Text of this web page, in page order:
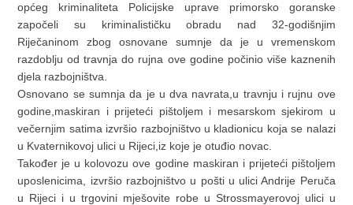
općeg kriminaliteta Policijske uprave primorsko goranske
započeli su kriminalističku obradu nad 32-godišnjim
Riječaninom zbog osnovane sumnje da je u vremenskom
razdoblju od travnja do rujna ove godine počinio više kaznenih
djela razbojništva.
Osnovano se sumnja da je u dva navrata,u travnju i rujnu ove
godine,maskiran i prijeteći pištoljem i mesarskom sjekirom u
večernjim satima izvršio razbojništvo u kladionicu koja se nalazi
u Kvaternikovoj ulici u Rijeci,iz koje je otuđio novac.
Također je u kolovozu ove godine maskiran i prijeteći pištoljem
uposlenicima, izvršio razbojništvo u pošti u ulici Andrije Peruča
u Rijeci i u trgovini mješovite robe u Strossmayerovoj ulici u